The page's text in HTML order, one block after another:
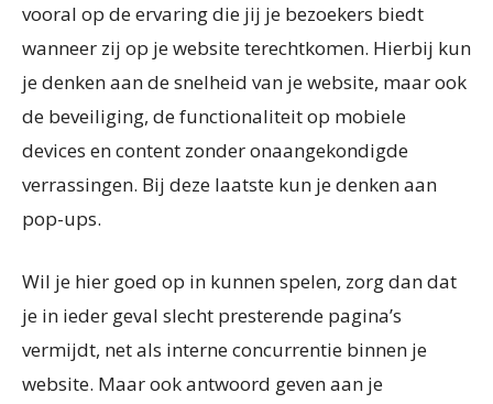
vooral op de ervaring die jij je bezoekers biedt
wanneer zij op je website terechtkomen. Hierbij kun
je denken aan de snelheid van je website, maar ook
de beveiliging, de functionaliteit op mobiele
devices en content zonder onaangekondigde
verrassingen. Bij deze laatste kun je denken aan
pop-ups.
Wil je hier goed op in kunnen spelen, zorg dan dat
je in ieder geval slecht presterende pagina’s
vermijdt, net als interne concurrentie binnen je
website. Maar ook antwoord geven aan je